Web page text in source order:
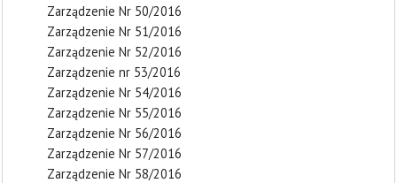
Zarządzenie Nr 50/2016
Zarządzenie Nr 51/2016
Zarządzenie Nr 52/2016
Zarządzenie nr 53/2016
Zarządzenie Nr 54/2016
Zarządzenie Nr 55/2016
Zarządzenie Nr 56/2016
Zarządzenie Nr 57/2016
Zarządzenie Nr 58/2016